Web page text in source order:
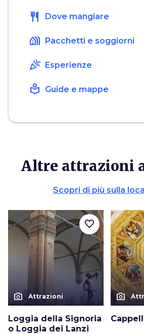
restaurant Dove mangiare
holiday_village Pacchetti e soggiorni
celebration Esperienze
local_library Guide e mappe
Altre attrazioni
Scopri di più sulla
photo_camera Attrazioni
Loggia della Signoria
o Loggia dei Lanzi
favorite_border
photo_camera